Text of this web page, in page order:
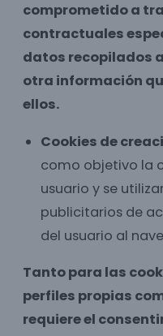
comprometido a
contractuales
datos recopilados
otra información
ellos.
Cookies de
como objetivo la
usuario y se
publicitarios de
del usuario al
Tanto para las
perfiles propias
requiere el